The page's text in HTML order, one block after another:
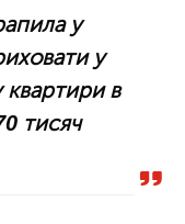
у
у
квартири в
тисяч